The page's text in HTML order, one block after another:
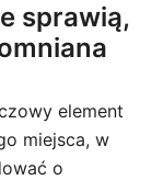
sprawią,
element
miejsca, w
o